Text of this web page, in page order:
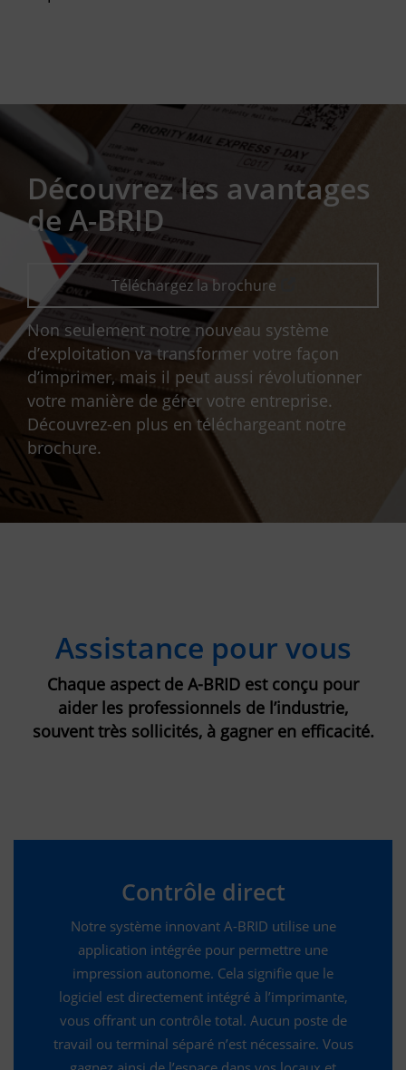
Découvrez les avantages
de A-BRID
Téléchargez la brochure
Non seulement notre nouveau système
d’exploitation va transformer votre façon
d’imprimer, mais il peut aussi révolutionner
votre manière de gérer votre entreprise.
Découvrez-en plus en téléchargeant notre
brochure.
Assistance pour vous
Chaque aspect de A-BRID est conçu pour
aider les professionnels de l’industrie,
souvent très sollicités, à gagner en efficacité.
Contrôle direct
Notre système innovant A-BRID utilise une
application intégrée pour permettre une
impression autonome. Cela signifie que le
logiciel est directement intégré à l’imprimante,
vous offrant un contrôle total. Aucun poste de
travail ou terminal séparé n’est nécessaire. Vous